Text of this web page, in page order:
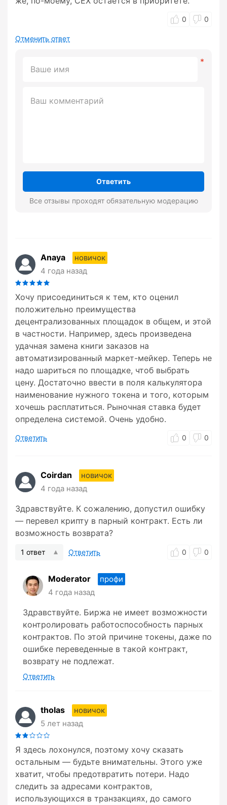
Отменить ответ
Ответить
Все отзывы проходят обязательную модерацию
0 0
Anaya
новичок
4 года назад
Хочу присоединиться к тем, кто оценил
положительно преимущества
децентрализованных площадок в общем, и этой
в частности. Например, здесь произведена
удачная замена книги заказов на
автоматизированный маркет-мейкер. Теперь не
надо шариться по площадке, чтоб выбрать
цену. Достаточно ввести в поля калькулятора
наименование нужного токена и того, которым
хочешь расплатиться. Рыночная ставка будет
определена системой. Очень удобно.
Ответить 0 0
Coirdan
новичок
4 года назад
Здравствуйте. К сожалению, допустил ошибку
— перевел крипту в парный контракт. Есть ли
возможность возврата?
1 ответ Ответить 0 0
Moderator
профи
4 года назад
Здравствуйте. Биржа не имеет возможности
контролировать работоспособность парных
контрактов. По этой причине токены, даже по
ошибке переведенные в такой контракт,
возврату не подлежат.
Ответить
tholas
новичок
5 лет назад
Я здесь лохонулся, поэтому хочу сказать
остальным — будьте внимательны. Этого уже
хватит, чтобы предотвратить потери. Надо
следить за адресами контрактов,
использующихся в транзакциях, до самого